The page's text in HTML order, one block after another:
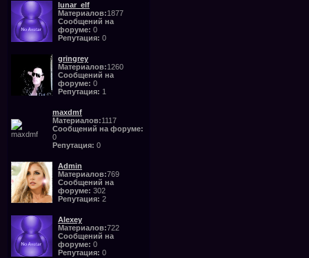
lunar_elf
Материалов:1877
Сообщений на
форуме: 0
Репутация: 0
gringrey
Материалов:1260
Сообщений на
форуме: 0
Репутация: 1
maxdmf
Материалов:1117
Сообщений на форуме:
0
Репутация: 0
Admin
Материалов:769
Сообщений на
форуме: 302
Репутация: 2
Alexey
Материалов:722
Сообщений на
форуме: 0
Репутация: 0